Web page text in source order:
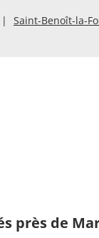
Saint-Benoît-la-
près de